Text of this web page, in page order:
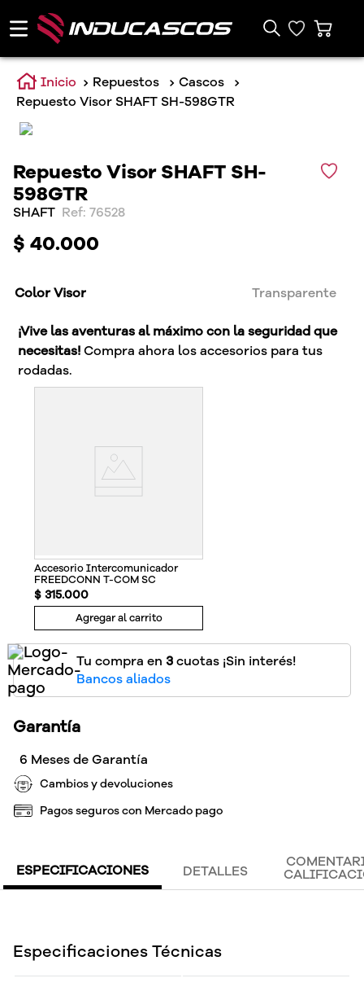
Repuestos
Cascos
Repuesto Visor SHAFT SH-598GTR
Repuesto Visor SHAFT SH-
598GTR
SHAFT : 76528
$ 40.000
Color Visor Transparente
¡Vive las aventuras al máximo con la seguridad que
necesitas!Compra ahora los accesorios para tus
rodadas.
Accesorio Intercomunicador
FREEDCONN T-COM SC
$ 315.000
Agregar al carrito
Tu compra en 3cuotas ¡Sin interés!
Bancos aliados
Garantía
6 Meses de Garantía
Cambios y devoluciones
Pagos seguros con Mercado pago
ESPECIFICACIONES DETALLES
Especificaciones Técnicas